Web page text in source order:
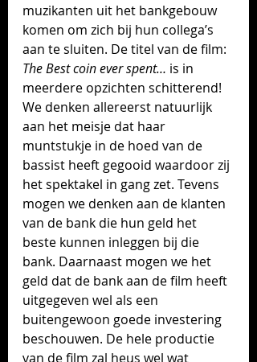
muzikanten uit het bankgebouw
komen om zich bij hun collega’s
aan te sluiten. De titel van de film:
The Best coin ever spent… is in
meerdere opzichten schitterend!
We denken allereerst natuurlijk
aan het meisje dat haar
muntstukje in de hoed van de
bassist heeft gegooid waardoor zij
het spektakel in gang zet. Tevens
mogen we denken aan de klanten
van de bank die hun geld het
beste kunnen inleggen bij die
bank. Daarnaast mogen we het
geld dat de bank aan de film heeft
uitgegeven wel als een
buitengewoon goede investering
beschouwen. De hele productie
van de film zal heus wel wat